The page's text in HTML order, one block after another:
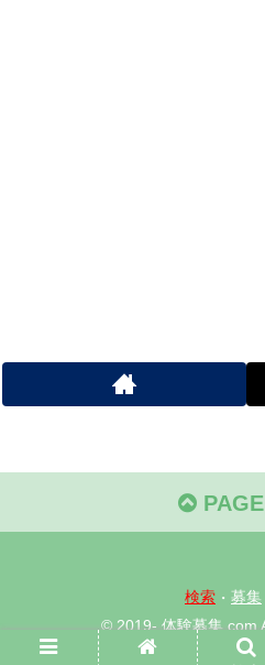
検索 ・ 募集
© 2019- 体験募集.com
当サイト内容、画像等の無